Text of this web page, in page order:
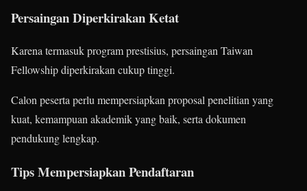
Persaingan Diperkirakan Ketat
Karena termasuk program prestisius, persaingan Taiwan
Fellowship diperkirakan cukup tinggi.
Calon peserta perlu mempersiapkan proposal penelitian yang
kuat, kemampuan akademik yang baik, serta dokumen
pendukung lengkap.
Tips Mempersiapkan Pendaftaran